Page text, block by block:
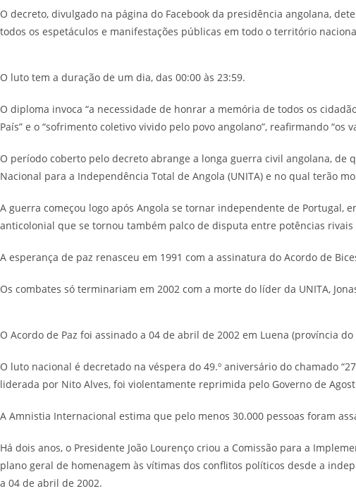
O decreto, divulgado na página do Facebook da presidência angolana,
todos os espetáculos e manifestações públicas em todo o território
O luto tem a duração de um dia, das 00:00 às 23:59.
O diploma invoca “a necessidade de honrar a memória de todos os
País” e o “sofrimento coletivo vivido pelo povo angolano”, reafirmando
O período coberto pelo decreto abrange a longa guerra civil angolana, de
Nacional para a Independência Total de Angola (UNITA) e no qual terão
A guerra começou logo após Angola se tornar independente de
anticolonial que se tornou também palco de disputa entre potências
A esperança de paz renasceu em 1991 com a assinatura do Acordo de
Os combates só terminariam em 2002 com a morte do líder da UNITA,
O Acordo de Paz foi assinado a 04 de abril de 2002 em Luena (província do
O luto nacional é decretado na véspera do 49.º aniversário do chamado
liderada por Nito Alves, foi violentamente reprimida pelo Governo de
A Amnistia Internacional estima que pelo menos 30.000 pessoas foram
Há dois anos, o Presidente João Lourenço criou a Comissão para a
plano geral de homenagem às vítimas dos conflitos políticos desde a
a 04 de abril de 2002.